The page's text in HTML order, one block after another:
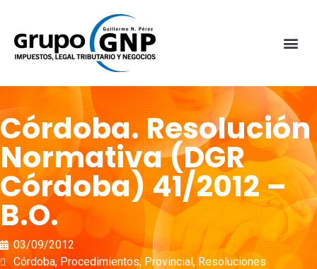
Córdoba. Resolución
Normativa (DGR
Córdoba) 41/2012 –
B.O.
03/09/2012
Córdoba, Procedimientos, Provincial, Resoluciones